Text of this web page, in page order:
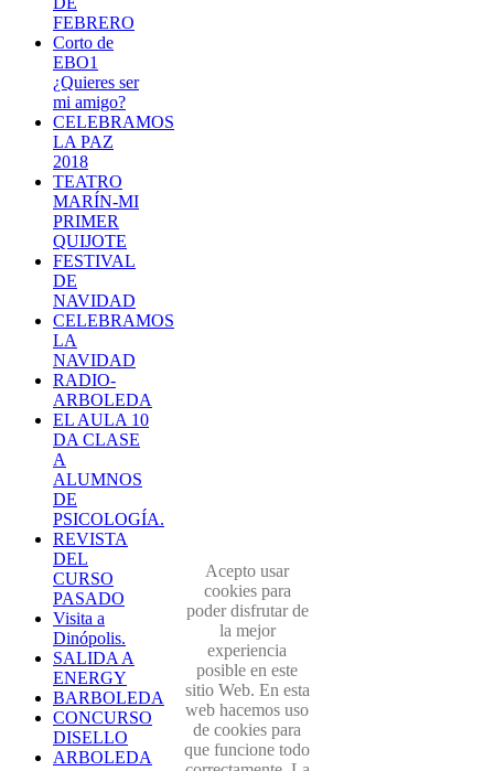
FEBRERO
Corto de
EBO1
¿Quieres ser
mi amigo?
CELEBRAMOS
LA PAZ
2018
TEATRO
MARÍN-MI
PRIMER
QUIJOTE
FESTIVAL
DE
NAVIDAD
CELEBRAMOS
LA
NAVIDAD
RADIO-
ARBOLEDA
EL AULA 10
DA CLASE
A
ALUMNOS
DE
PSICOLOGÍA.
REVISTA
DEL
CURSO
PASADO
Visita a
Dinópolis.
SALIDA A
ENERGY
BARBOLEDA
CONCURSO
DISELLO
ARBOLEDA
Acepto usar
cookies para
poder disfrutar de
la mejor
experiencia
posible en este
sitio Web. En esta
web hacemos uso
de cookies para
que funcione todo